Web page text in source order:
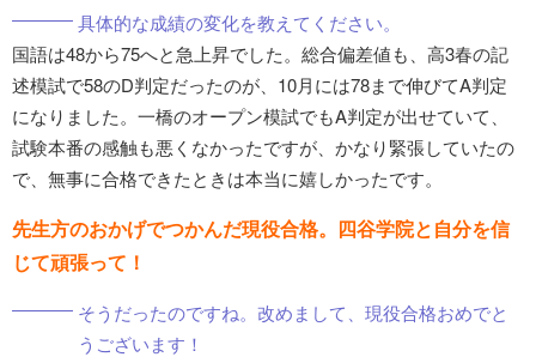
具体的な成績の変化を教えてください。
国語は48から75へと急上昇でした。総合偏差値も、高3春の記
述模試で58のD判定だったのが、10月には78まで伸びてA判定
になりました。一橋のオープン模試でもA判定が出せていて、
試験本番の感触も悪くなかったですが、かなり緊張していたの
で、無事に合格できたときは本当に嬉しかったです。
先生方のおかげでつかんだ現役合格。四谷学院と自分を信
じて頑張って！
そうだったのですね。改めまして、現役合格おめでと
うございます！